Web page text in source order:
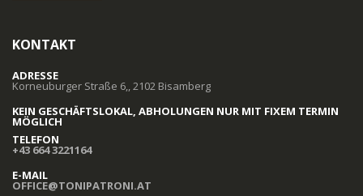
KONTAKT
ADRESSE
Korneuburger Straße 6,, 2102 Bisamberg
KEIN GESCHÄFTSLOKAL, ABHOLUNGEN NUR MIT FIXEM TERMIN
MÖGLICH
TELEFON
+43 664 3221164
E-MAIL
OFFICE@TONIPATRONI.AT